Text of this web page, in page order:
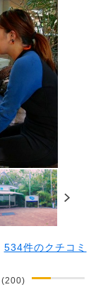
534件のクチコミ
(200)